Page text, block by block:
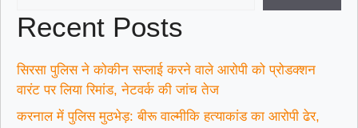
Recent Posts
सिरसा पुलिस ने कोकीन सप्लाई करने वाले आरोपी को प्रोडक्शन
वारंट पर लिया रिमांड, नेटवर्क की जांच तेज
करनाल में पुलिस मुठभेड़: बीरू वाल्मीकि हत्याकांड का आरोपी ढेर,